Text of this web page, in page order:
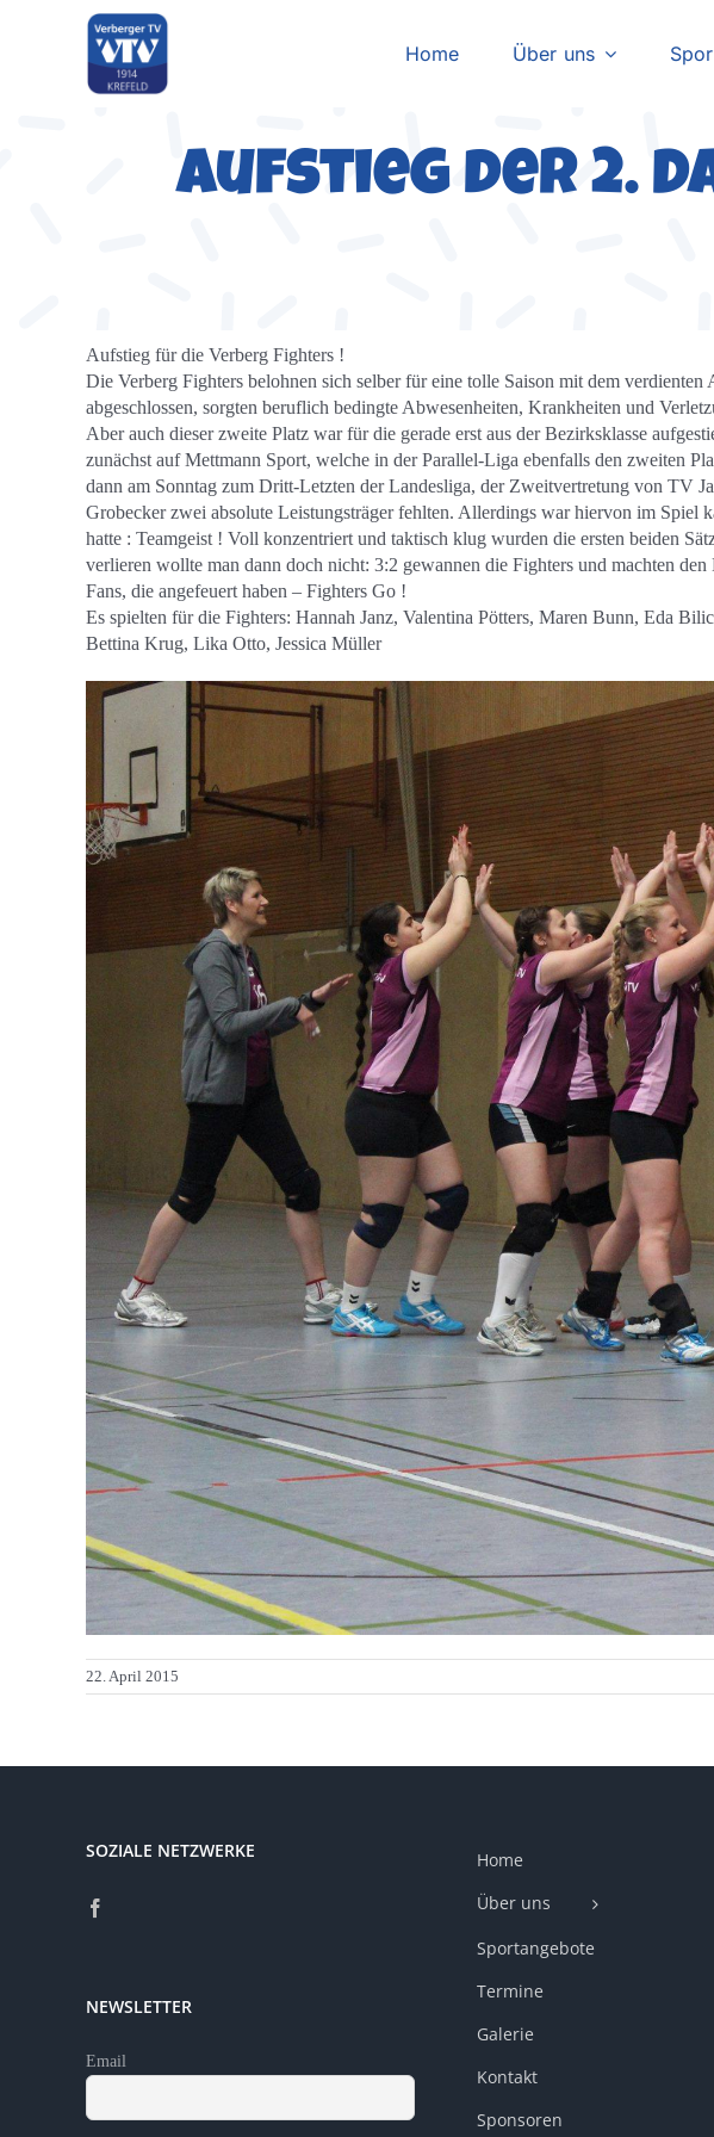
Home Über uns
Aufstieg der 2.
Aufstieg für die Verberg Fighters !
Die Verberg Fighters belohnen sich selber für eine tolle Saison mit dem
abgeschlossen, sorgten beruflich bedingte Abwesenheiten, Krankheiten und
Aber auch dieser zweite Platz war für die gerade erst aus der Bezirksklasse
zunächst auf Mettmann Sport, welche in der Parallel-Liga ebenfalls den zweiten
dann am Sonntag zum Dritt-Letzten der Landesliga, der Zweitvertretung von TV
Grobecker zwei absolute Leistungsträger fehlten. Allerdings war hiervon im Spiel
hatte : Teamgeist ! Voll konzentriert und taktisch klug wurden die ersten beiden
verlieren wollte man dann doch nicht: 3:2 gewannen die Fighters und machten
Fans, die angefeuert haben – Fighters Go !
Es spielten für die Fighters: Hannah Janz, Valentina Pötters, Maren Bunn, Eda
Bettina Krug, Lika Otto, Jessica Müller
22. April 2015
SOZIALE NETZWERKE
NEWSLETTER
Email
Home
Über uns
Sportangebote
Termine
Galerie
Kontakt
Sponsoren